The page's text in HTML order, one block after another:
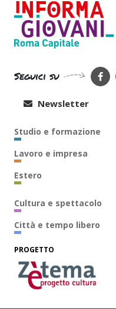
Seguici su
Newsletter
Studio e formazione
Lavoro e impresa
Estero
Cultura e spettacolo
Città e tempo libero
PROGETTO